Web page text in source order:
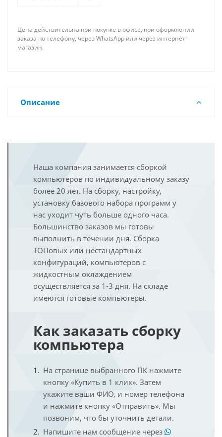
Цена действительна при покупке в офисе, при оформлении
заказа по телефону, через WhatsApp или через интернет-
магазин.
Описание
Наша компания занимается сборкой
компьютеров по индивидуальному заказу
более 20 лет. На сборку, настройку,
установку базового набора программ у
нас уходит чуть больше одного часа.
Большинство заказов мы готовы
выполнить в течении дня. Сборка
ТОПовых или нестандартных
конфигураций, компьютеров с
жидкостным охлаждением
осуществляется за 1-3 дня. На складе
имеются готовые компьютеры.
Как заказать сборку
компьютера
На странице выбранного ПК нажмите
кнопку «Купить в 1 клик». Затем
укажите ваши ФИО, и номер телефона
и нажмите кнопку «Отправить». Мы
позвоним, что бы уточнить детали.
Напишите нам сообщение через